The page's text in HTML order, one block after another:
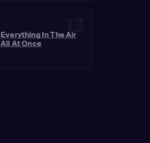
13
Everything In The Air
All At Once